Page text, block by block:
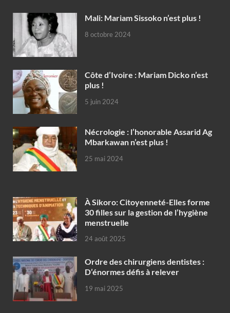
Mali: Mariam Sissoko n’est plus !
8 octobre 2024
Côte d’Ivoire : Mariam Dicko n’est
plus !
5 juin 2024
Nécrologie : l’honorable Assarid Ag
Mbarkawan n’est plus !
25 mai 2024
À Sikoro: Citoyenneté-Elles forme
30 filles sur la gestion de l’hygiène
menstruelle
24 août 2025
Ordre des chirurgiens dentistes :
D’énormes défis à relever
19 mai 2025